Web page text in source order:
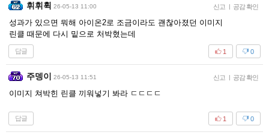
휘휘휙 26-05-13 11:00 신고 | 공감 확인
성과가 있으면 뭐해 아이온2로 조금이라도 괜찮아졌던 이미지
린클 때문에 다시 밑으로 처박혔는데
답글 0
1
주뎅이 26-05-13 11:51 신고 | 공감 확인
이미지 쳐박힌 린클 끼워넣기 봐라 ㄷㄷㄷㄷ
답글 0
1